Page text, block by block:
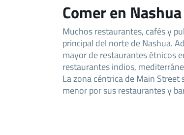
Comer en
Muchos restaurantes, cafés y
principal del norte de Nashua.
mayor de restaurantes étnicos
restaurantes indios,
La zona céntrica de Main
menor por sus restaurantes y